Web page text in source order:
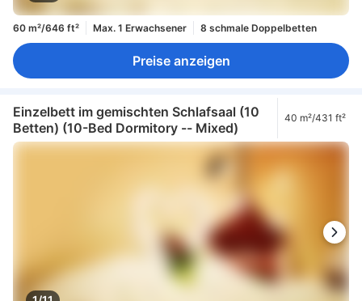
60 m²/646 ft² Max. 1 Erwachsener 8 schmale Doppelbetten
Preise anzeigen
Einzelbett im gemischten Schlafsaal (10
Betten) (10-Bed Dormitory -- Mixed)
40 m²/431 ft²